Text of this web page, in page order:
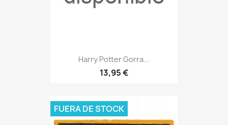
Harry Potter Gorra...
13,95 €
FUERA DE STOCK